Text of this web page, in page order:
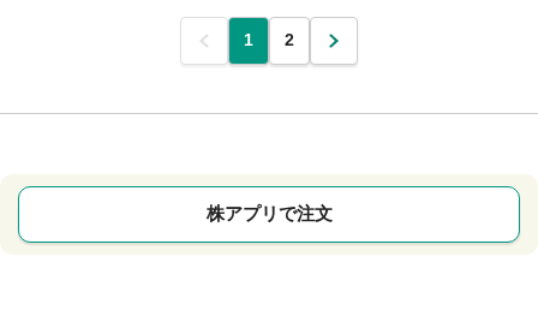
前 1 2 次
株アプリで注文